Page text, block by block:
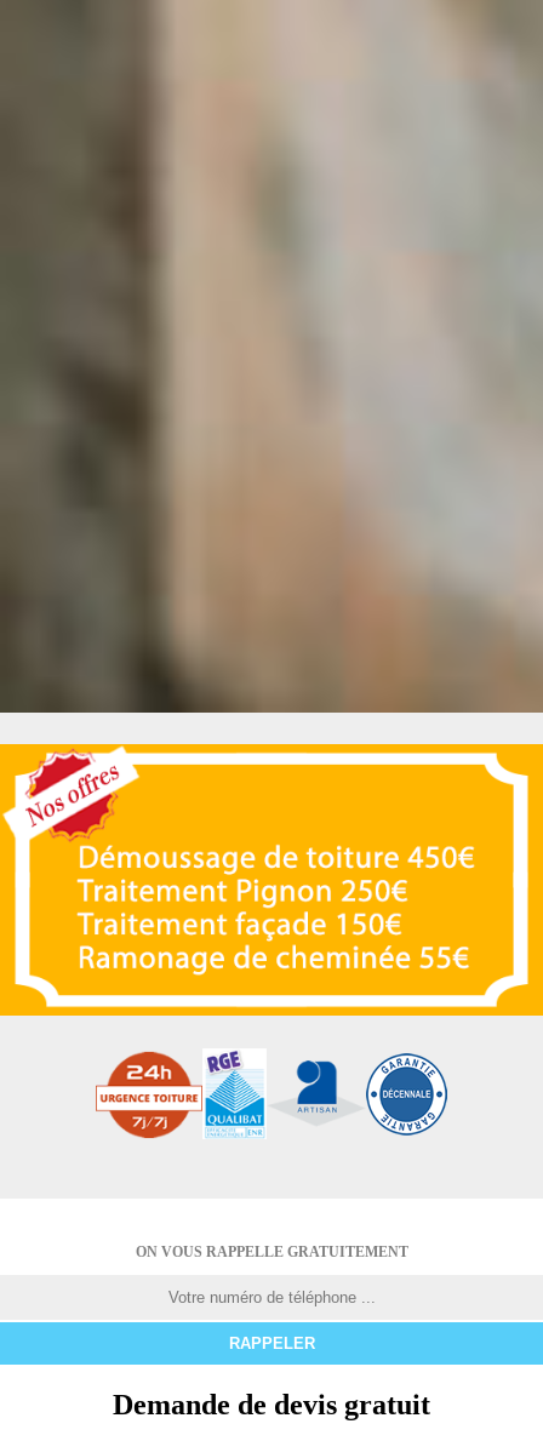
ON VOUS RAPPELLE GRATUITEMENT
Demande de devis gratuit